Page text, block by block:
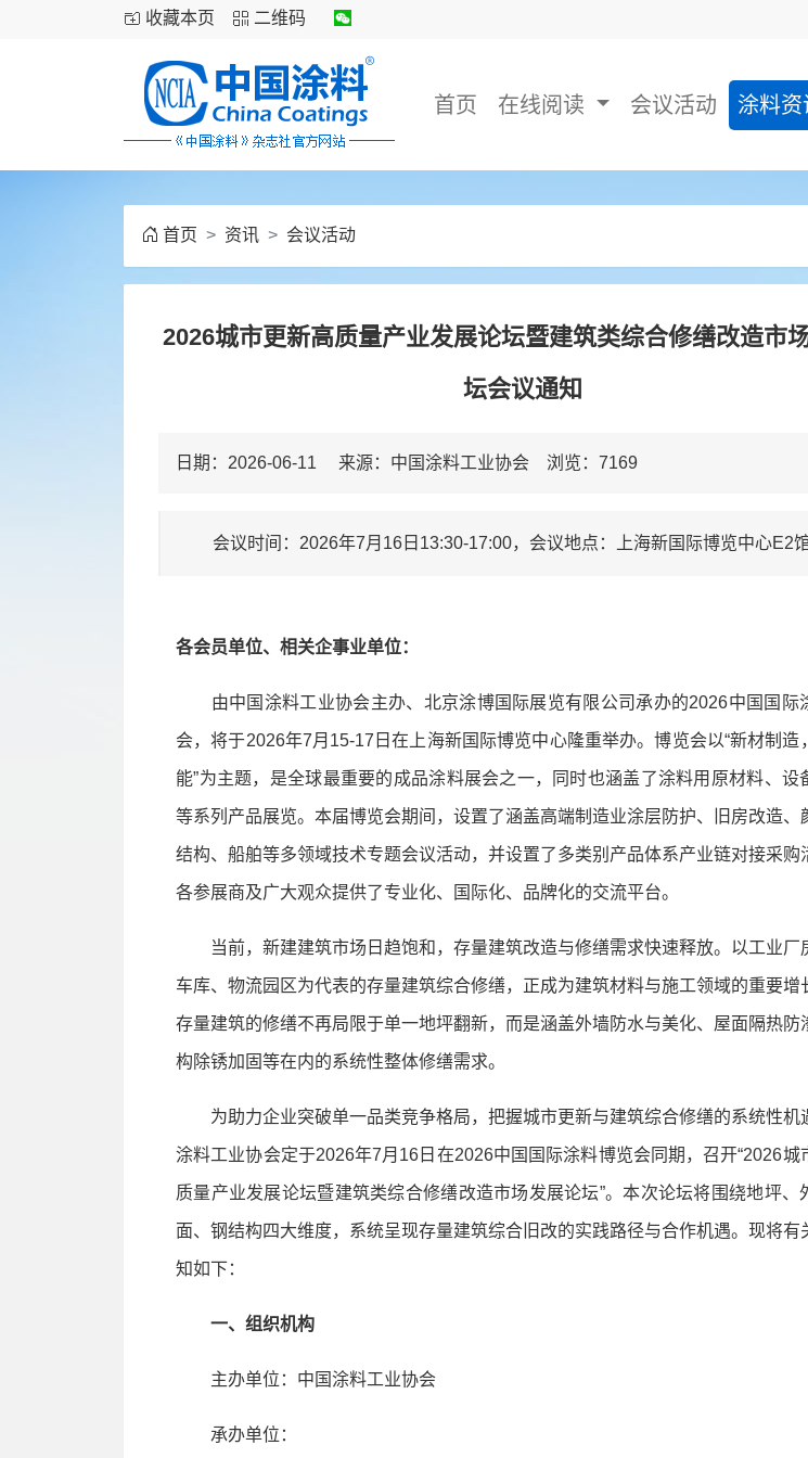
收藏本页 二维码
首页 在线阅读 会议活动 涂料资
首页 资讯 会议活动
2026城市更新高质量产业发展论坛暨建筑类综合修缮改造市
坛会议通知
日期：2026-06-11 来源：中国涂料工业协会 浏览： 7169
会议时间：2026年7月16日13:30-17:00，会议地点：上海新国际博览中心E2
各会员单位、相关企事业单位：
由中国涂料工业协会主办、北京涂博国际展览有限公司承办的2026中国国际
会，将于2026年7月15-17日在上海新国际博览中心隆重举办。博览会以“新材制造
能”为主题，是全球最重要的成品涂料展会之一，同时也涵盖了涂料用原材料、设
等系列产品展览。本届博览会期间，设置了涵盖高端制造业涂层防护、旧房改造、
结构、船舶等多领域技术专题会议活动，并设置了多类别产品体系产业链对接采购
各参展商及广大观众提供了专业化、国际化、品牌化的交流平台。
当前，新建建筑市场日趋饱和，存量建筑改造与修缮需求快速释放。以工业厂
车库、物流园区为代表的存量建筑综合修缮，正成为建筑材料与施工领域的重要增
存量建筑的修缮不再局限于单一地坪翻新，而是涵盖外墙防水与美化、屋面隔热防
构除锈加固等在内的系统性整体修缮需求。
为助力企业突破单一品类竞争格局，把握城市更新与建筑综合修缮的系统性机
涂料工业协会定于2026年7月16日在2026中国国际涂料博览会同期，召开“2026城
质量产业发展论坛暨建筑类综合修缮改造市场发展论坛”。本次论坛将围绕地坪、
面、钢结构四大维度，系统呈现存量建筑综合旧改的实践路径与合作机遇。现将有
知如下：
一、组织机构
主办单位：中国涂料工业协会
承办单位：